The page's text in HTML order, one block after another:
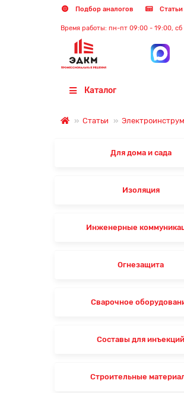
Подбор аналогов Статьи
Время работы: пн-пт 09:00 - 19:00, сб
Каталог
Статьи
Для дома и сада
Изоляция
Инженерные
Огнезащита
Сварочное
Составы для инъекций
Строительные